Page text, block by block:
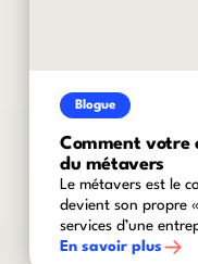
Blogue
Comment votre
du métavers
Le métavers est le
devient son propre
services d’une
« espace » pour
En savoir plus